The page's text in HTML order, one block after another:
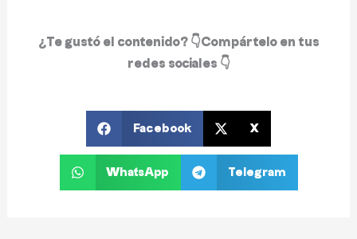
¿Te gustó el contenido? 👇Compártelo en tus
redes sociales 👇
Facebook X
WhatsApp Telegram